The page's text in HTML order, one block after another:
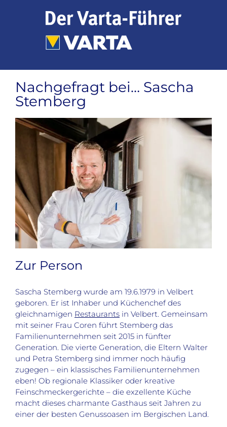
Nachgefragt bei… Sascha
Stemberg
Zur Person
Sascha Stemberg wurde am 19.6.1979 in Velbert
geboren. Er ist Inhaber und Küchenchef des
gleichnamigen Restaurants in Velbert. Gemeinsam
mit seiner Frau Coren führt Stemberg das
Familienunternehmen seit 2015 in fünfter
Generation. Die vierte Generation, die Eltern Walter
und Petra Stemberg sind immer noch häufig
zugegen – ein klassisches Familienunternehmen
eben! Ob regionale Klassiker oder kreative
Feinschmeckergerichte – die exzellente Küche
macht dieses charmante Gasthaus seit Jahren zu
einer der besten Genussoasen im Bergischen Land.